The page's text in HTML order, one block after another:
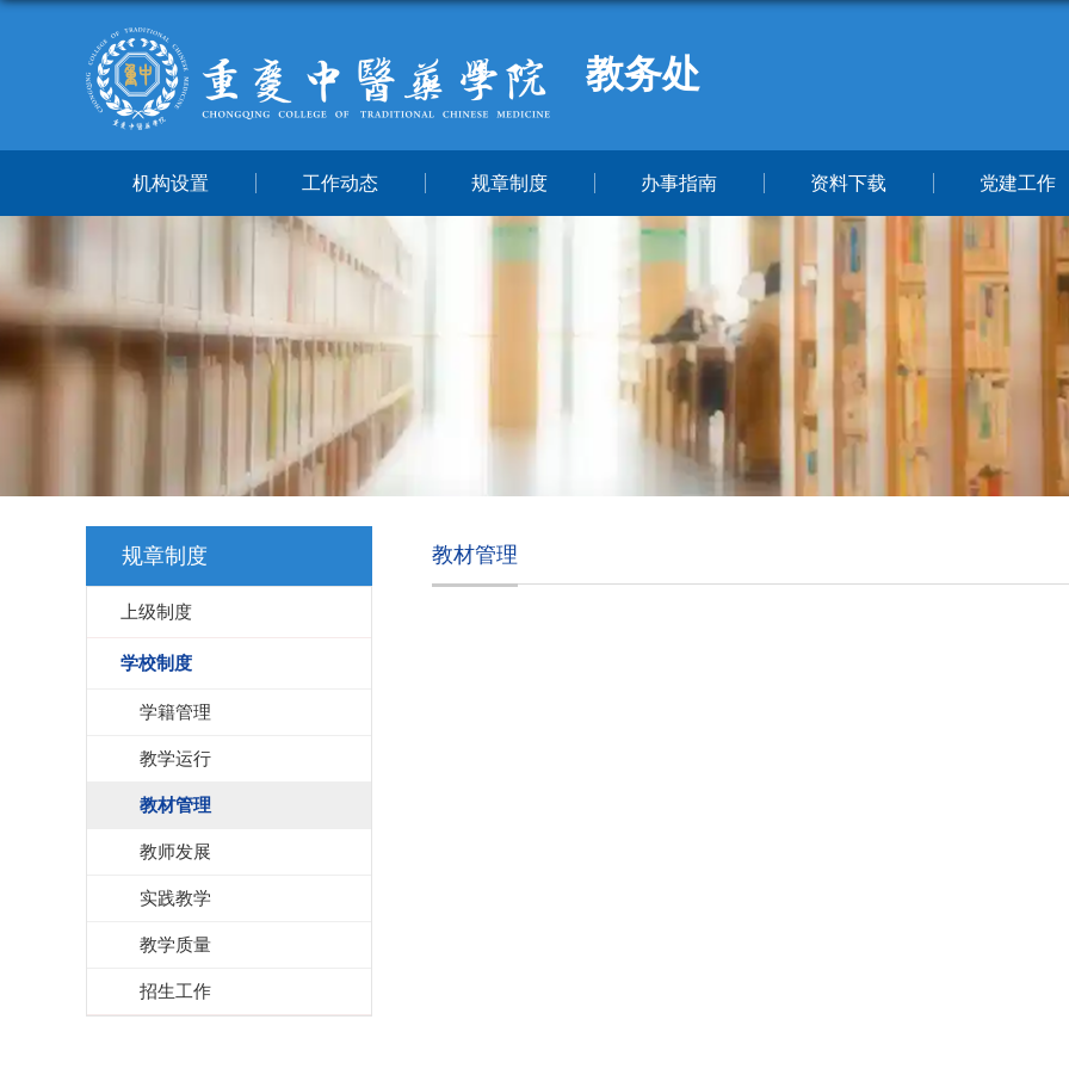
教务处
机构设置 工作动态 规章制度 办事指南 资料下载 党建工作
规章制度
上级制度
学校制度
学籍管理
教学运行
教材管理
教师发展
实践教学
教学质量
招生工作
教材管理